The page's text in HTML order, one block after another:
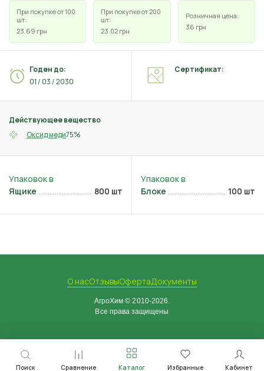
Поиск Сравнение Каталог Избранные Кабинет
При покупке от 100
шт:
23.69 грн
При покупке от 200
шт:
23.02 грн
Розничная цена:
36 грн
Действующее вещество
Оксид меди75%
Годен до:
01 / 03 / 2030
Сертификат:
Ящике 800 шт Блоке 100 шт
О насОтзывыОфертаДокументы
АгроХим © 2010-2026.
Все права защищены